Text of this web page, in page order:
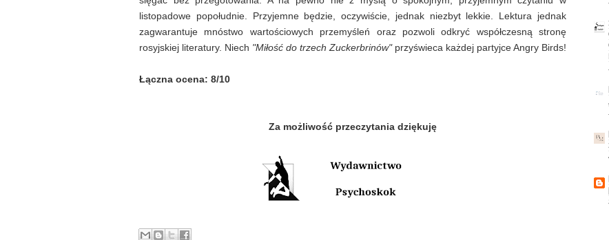
listopadowe popołudnie. Przyjemne będzie, oczywiście, jednak niezbyt lekkie. Lektura jednak
zagwarantuje mnóstwo wartościowych przemyśleń oraz pozwoli odkryć współczesną stronę
rosyjskiej literatury. Niech "Miłość do trzech Zuckerbrinów"przyświeca każdej partyjce Angry Birds!
Łączna ocena: 8/10
Za możliwość przeczytania dziękuję